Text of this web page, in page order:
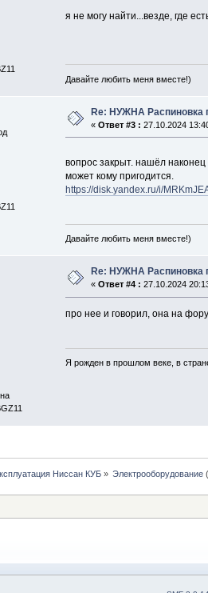
я не могу найти...везде, где
Давайте любить меня вместе!)
Re: НУЖНА Распиновка
« Ответ #3 : 27.10.2024
вопрос закрыт. нашёл
может кому пригодится.
https://disk.yandex.ru/i/
Давайте любить меня вместе!)
Re: НУЖНА Распиновка
« Ответ #4 : 27.10.2024
про нее и говорил, она на
Я рожден в прошлом веке, в
Ниссан КУБ» Электрооборудование